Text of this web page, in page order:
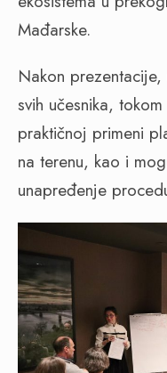
Mađarske.
Nakon
svih učesnika,
praktičnoj primeni
na terenu, kao i
unapređenje